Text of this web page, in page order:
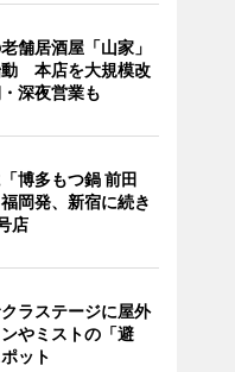
舗居酒屋「山家」
動 本店を大規模改
深夜営業も
博多もつ鍋 前田
岡発、新宿に続き
店
ラステージに屋外
やミストの「避
ット